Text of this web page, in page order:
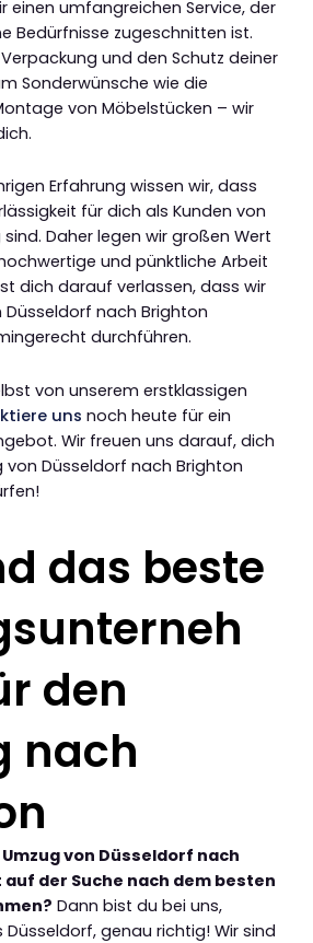
einen umfangreichen Service, der
Bedürfnisse zugeschnitten ist.
und den Schutz deiner
Sonderwünsche wie die
von Möbelstücken – wir
Erfahrung wissen wir, dass
für dich als Kunden von
Daher legen wir großen Wert
und pünktliche Arbeit
dich darauf verlassen, dass wir
Düsseldorf nach Brighton
durchführen.
von unserem erstklassigen
uns noch heute für ein
Wir freuen uns darauf, dich
von Düsseldorf nach Brighton
das beste
den
nach
von Düsseldorf nach
der Suche nach dem besten
Dann bist du bei uns,
Düsseldorf, genau richtig! Wir sind